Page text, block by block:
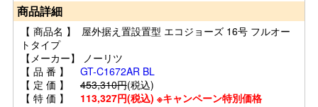
商品詳細
【 商品名 】 屋外据え置設置型 エコジョーズ 16号 フルオー
トタイプ
【メーカー】 ノーリツ
【 品 番 】 GT-C1672AR BL
【 定 価 】 453,310円(税込)
【 特 価 】 113,327円(税込) ※キャンペーン特別価格